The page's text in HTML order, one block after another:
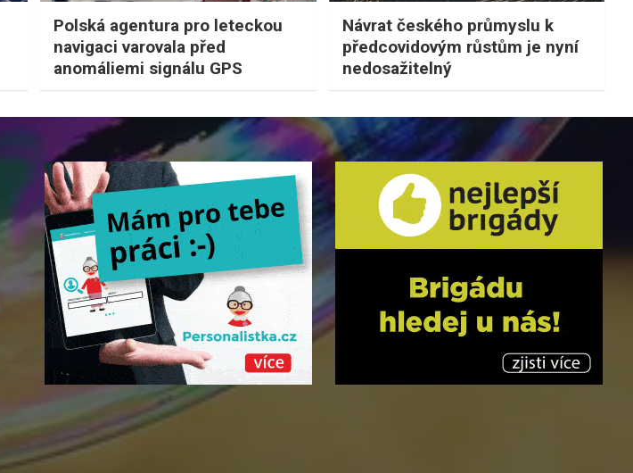
Polská agentura pro leteckou
navigaci varovala před
anomáliemi signálu GPS
Návrat českého průmyslu k
předcovidovým růstům je nyní
nedosažitelný